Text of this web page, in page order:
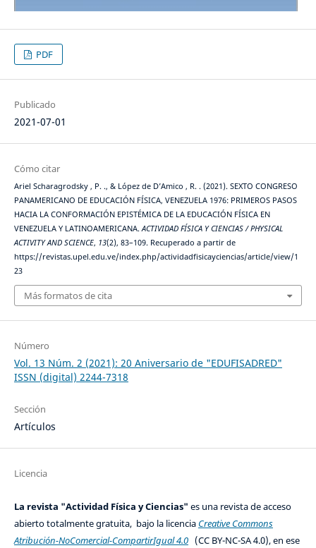
PDF
Publicado
2021-07-01
Cómo citar
Ariel Scharagrodsky , P. ., & López de D’Amico , R. . (2021). SEXTO CONGRESO
PANAMERICANO DE EDUCACIÓN FÍSICA, VENEZUELA 1976: PRIMEROS PASOS
HACIA LA CONFORMACIÓN EPISTÉMICA DE LA EDUCACIÓN FÍSICA EN
VENEZUELA Y LATINOAMERICANA. ACTIVIDAD FÍSICA Y CIENCIAS / PHYSICAL
ACTIVITY AND SCIENCE, 13(2), 83–109. Recuperado a partir de
https://revistas.upel.edu.ve/index.php/actividadfisicayciencias/article/view/1
23
Más formatos de cita
Número
Vol. 13 Núm. 2 (2021): 20 Aniversario de "EDUFISADRED"
ISSN (digital) 2244-7318
Sección
Artículos
Licencia
La revista "Actividad Física y Ciencias" es una revista de acceso
abierto totalmente gratuita, bajo la licencia Creative Commons
Atribución-NoComercial-CompartirIgual 4.0(CC BY-NC-SA 4.0), en ese